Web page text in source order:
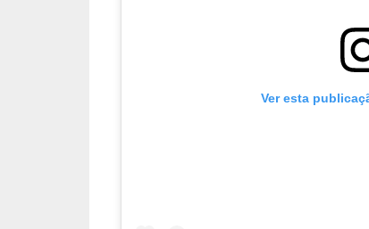
Ver esta